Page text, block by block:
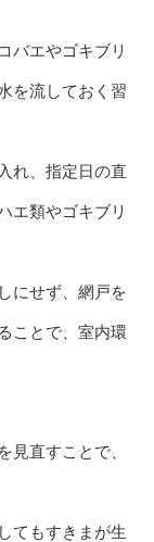
バエやゴキブリ
を流しておく習
れ、指定日の直
エ類やゴキブリ
にせず、網戸を
ことで、室内環
見直すことで、
てもすきまが生